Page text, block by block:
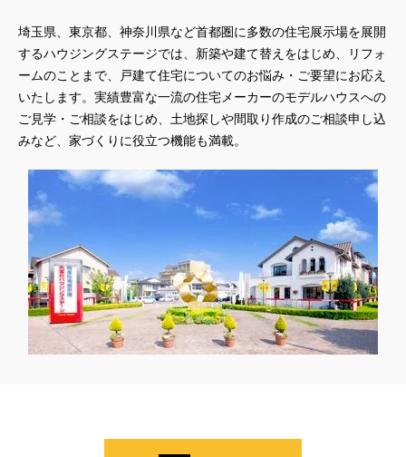
埼玉県、東京都、神奈川県など首都圏に多数の住宅展示場を展開
するハウジングステージでは、新築や建て替えをはじめ、リフォ
ームのことまで、戸建て住宅についてのお悩み・ご要望にお応え
いたします。実績豊富な一流の住宅メーカーのモデルハウスへの
ご見学・ご相談をはじめ、土地探しや間取り作成のご相談申し込
みなど、家づくりに役立つ機能も満載。